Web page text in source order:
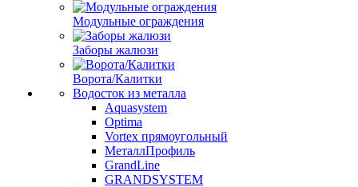
Модульные ограждения
Заборы жалюзи
Ворота/Калитки
Водосток из металла
Aquasystem
Optima
Vortex прямоугольный
МеталлПрофиль
GrandLine
GRANDSYSTEM